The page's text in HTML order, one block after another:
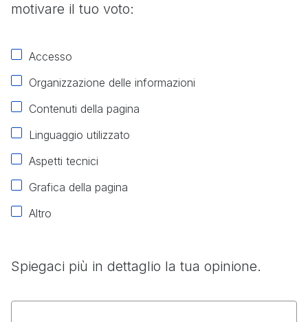
motivare il tuo voto:
Accesso
Organizzazione delle informazioni
Contenuti della pagina
Linguaggio utilizzato
Aspetti tecnici
Grafica della pagina
Altro
Spiegaci più in dettaglio la tua opinione.